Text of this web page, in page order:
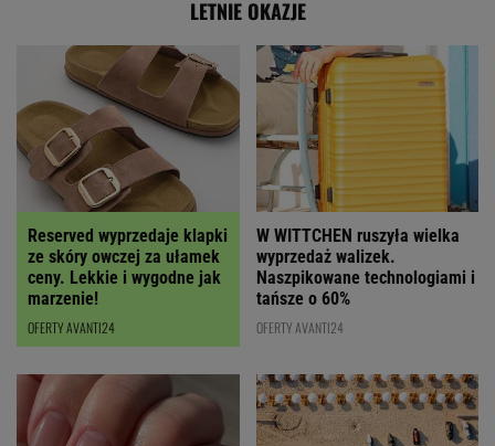
LETNIE OKAZJE
Reserved wyprzedaje klapki
ze skóry owczej za ułamek
ceny. Lekkie i wygodne jak
marzenie!
OFERTY AVANTI24
W WITTCHEN ruszyła wielka
wyprzedaż walizek.
Naszpikowane technologiami i
tańsze o 60%
OFERTY AVANTI24